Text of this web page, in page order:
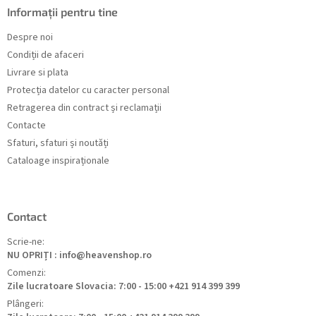
Informații pentru tine
Despre noi
Condiții de afaceri
Livrare si plata
Protecția datelor cu caracter personal
Retragerea din contract și reclamații
Contacte
Sfaturi, sfaturi și noutăți
Cataloage inspiraționale
Contact
Scrie-ne:
NU OPRIȚI : info@heavenshop.ro
Comenzi:
Zile lucratoare Slovacia: 7:00 - 15:00 +421 914 399 399
Plângeri: